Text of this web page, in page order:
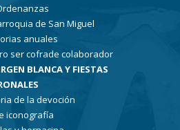
de San Miguel
anuales
ser cofrade colaborador
BLANCA Y FIESTAS
de la devoción
iconografía